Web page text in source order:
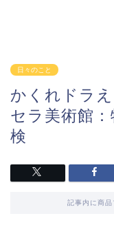
日々のこと
かくれドラ
セラ美術館
検
記事内に商